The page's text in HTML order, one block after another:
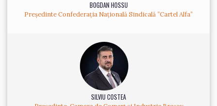
BOGDAN HOSSU
Președinte Confederația Națională Sindicală ”Cartel Alfa”
SILVIU COSTEA